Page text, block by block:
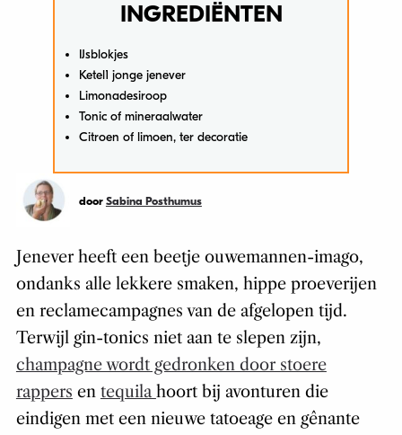
INGREDIËNTEN
IJsblokjes
Ketel1 jonge jenever
Limonadesiroop
Tonic of mineraalwater
Citroen of limoen, ter decoratie
door Sabina Posthumus
Jenever heeft een beetje ouwemannen-imago,
ondanks alle lekkere smaken, hippe proeverijen
en reclamecampagnes van de afgelopen tijd.
Terwijl gin-tonics niet aan te slepen zijn,
champagne wordt gedronken door stoere
rappers en tequila hoort bij avonturen die
eindigen met een nieuwe tatoeage en gênante